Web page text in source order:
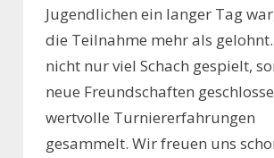
Jugendlichen ein langer Tag
die Teilnahme mehr als
nicht nur viel Schach gespielt,
neue Freundschaften
wertvolle Turniererfahrungen
gesammelt. Wir freuen uns